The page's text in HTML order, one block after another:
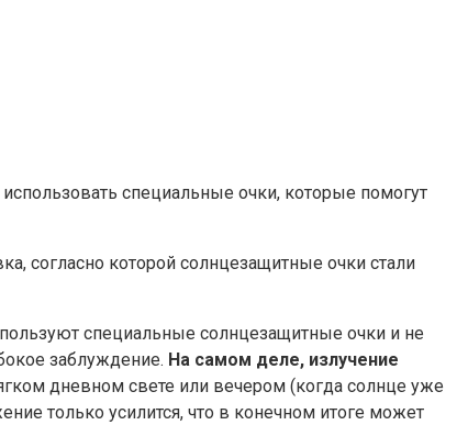
специальные очки, которые помогут
согласно которой солнцезащитные очки стали
специальные солнцезащитные очки и не
заблуждение. На самом деле, излучение
дневном свете или вечером (когда солнце уже
только усилится, что в конечном итоге может